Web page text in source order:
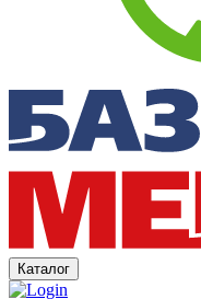
Каталог